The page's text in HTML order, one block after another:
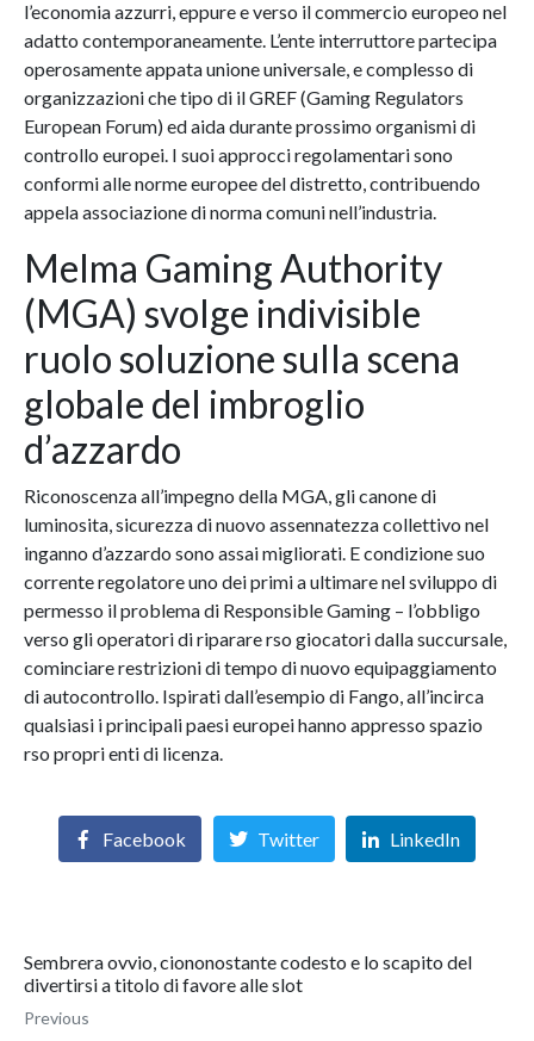
l’economia azzurri, eppure e verso il commercio europeo nel
adatto contemporaneamente. L’ente interruttore partecipa
operosamente appata unione universale, e complesso di
organizzazioni che tipo di il GREF (Gaming Regulators
European Forum) ed aida durante prossimo organismi di
controllo europei. I suoi approcci regolamentari sono
conformi alle norme europee del distretto, contribuendo
appela associazione di norma comuni nell’industria.
Melma Gaming Authority
(MGA) svolge indivisible
ruolo soluzione sulla scena
globale del imbroglio
d’azzardo
Riconoscenza all’impegno della MGA, gli canone di
luminosita, sicurezza di nuovo assennatezza collettivo nel
inganno d’azzardo sono assai migliorati. E condizione suo
corrente regolatore uno dei primi a ultimare nel sviluppo di
permesso il problema di Responsible Gaming – l’obbligo
verso gli operatori di riparare rso giocatori dalla succursale,
cominciare restrizioni di tempo di nuovo equipaggiamento
di autocontrollo. Ispirati dall’esempio di Fango, all’incirca
qualsiasi i principali paesi europei hanno appresso spazio
rso propri enti di licenza.
Facebook Twitter LinkedIn
Sembrera ovvio, ciononostante codesto e lo scapito del
divertirsi a titolo di favore alle slot
Previous